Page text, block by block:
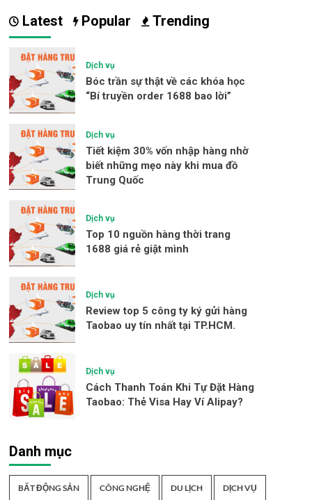
Latest Popular Trending
Dịch vụ
Bóc trần sự thật về các khóa học
“Bí truyền order 1688 bao lời”
Dịch vụ
Tiết kiệm 30% vốn nhập hàng nhờ
biết những mẹo này khi mua đồ
Trung Quốc
Dịch vụ
Top 10 nguồn hàng thời trang
1688 giá rẻ giật mình
Dịch vụ
Review top 5 công ty ký gửi hàng
Taobao uy tín nhất tại TP.HCM.
Dịch vụ
Cách Thanh Toán Khi Tự Đặt Hàng
Taobao: Thẻ Visa Hay Ví Alipay?
Danh mục
BẤT ĐỘNG SẢN CÔNG NGHỆ DU LỊCH DỊCH VỤ